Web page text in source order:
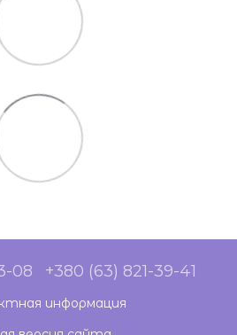
08 +380 (63) 821-39-41
информация